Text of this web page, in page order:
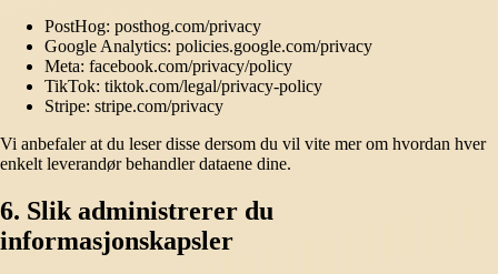
PostHog: posthog.com/privacy
Google Analytics: policies.google.com/privacy
Meta: facebook.com/privacy/policy
TikTok: tiktok.com/legal/privacy-policy
Stripe: stripe.com/privacy
Vi anbefaler at du leser disse dersom du vil vite mer om hvordan hver
enkelt leverandør behandler dataene dine.
6. Slik administrerer du
informasjonskapsler